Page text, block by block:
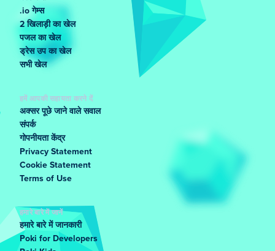
.io गेम्स
2 खिलाड़ी का खेल
पजल का खेल
ड्रेस उप का खेल
सभी खेल
हमें आपकी सहायता करने दें
अक्सर पूछे जाने वाले सवाल
संपर्क
गोपनीयता केंद्र
Privacy Statement
Cookie Statement
Terms of Use
हमारे बारे में जानें
हमारे बारे में जानकारी
Poki for Developers